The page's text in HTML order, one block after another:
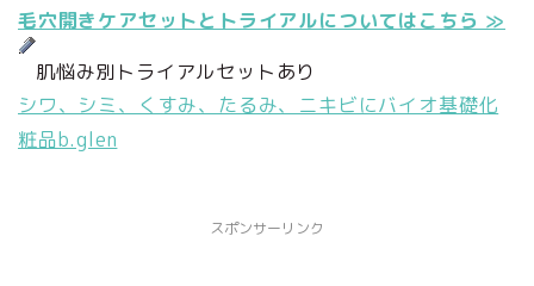
毛穴開きケアセットとトライアルについてはこちら ≫
肌悩み別トライアルセットあり
シワ、シミ、くすみ、たるみ、ニキビにバイオ基礎化
粧品b.glen
スポンサーリンク